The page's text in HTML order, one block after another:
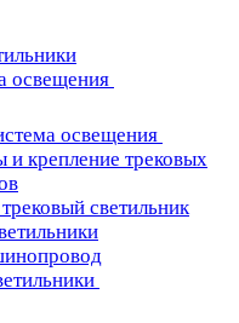
освещения
освещения
и крепление трековых
светильник